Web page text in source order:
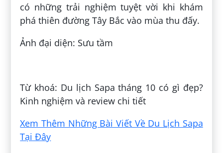
có những trải nghiệm tuyệt vời khi khám
phá thiên đường Tây Bắc vào mùa thu đấy.
Ảnh đại diện: Sưu tầm
Từ khoá: Du lịch Sapa tháng 10 có gì đẹp?
Kinh nghiệm và review chi tiết
Xem Thêm Những Bài Viết Về Du Lịch Sapa
Tại Đây